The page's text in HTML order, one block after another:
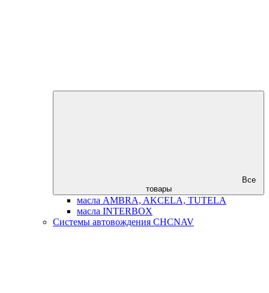
Все
товары
масла AMBRA, AKCELA, TUTELA
масла INTERBOX
Системы автовождения CHCNAV